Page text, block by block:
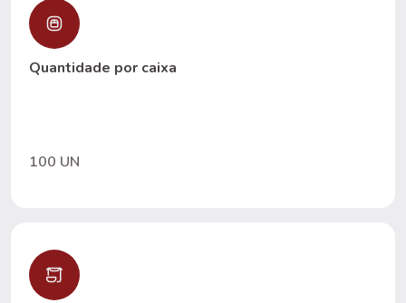
Quantidade por caixa
100 UN